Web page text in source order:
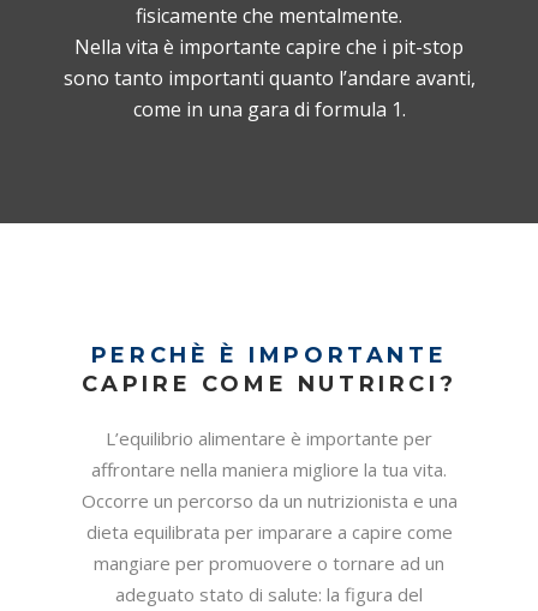
fisicamente che mentalmente.
Nella vita è importante capire che i pit-stop
sono tanto importanti quanto l’andare avanti,
come in una gara di formula 1.
PERCHÈ È IMPORTANTE
CAPIRE COME NUTRIRCI?
L’equilibrio alimentare è importante per
affrontare nella maniera migliore la tua vita.
Occorre un percorso da un nutrizionista e una
dieta equilibrata per imparare a capire come
mangiare per promuovere o tornare ad un
adeguato stato di salute: la figura del